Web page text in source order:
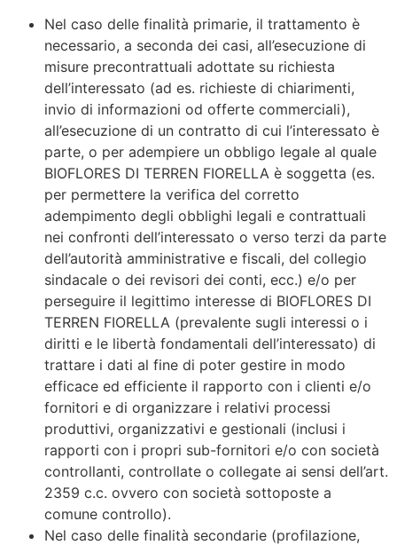
Nel caso delle finalità primarie, il trattamento è
necessario, a seconda dei casi, all’esecuzione di
misure precontrattuali adottate su richiesta
dell’interessato (ad es. richieste di chiarimenti,
invio di informazioni od offerte commerciali),
all’esecuzione di un contratto di cui l’interessato è
parte, o per adempiere un obbligo legale al quale
BIOFLORES DI TERREN FIORELLA è soggetta (es.
per permettere la verifica del corretto
adempimento degli obblighi legali e contrattuali
nei confronti dell’interessato o verso terzi da parte
dell’autorità amministrative e fiscali, del collegio
sindacale o dei revisori dei conti, ecc.) e/o per
perseguire il legittimo interesse di BIOFLORES DI
TERREN FIORELLA (prevalente sugli interessi o i
diritti e le libertà fondamentali dell’interessato) di
trattare i dati al fine di poter gestire in modo
efficace ed efficiente il rapporto con i clienti e/o
fornitori e di organizzare i relativi processi
produttivi, organizzativi e gestionali (inclusi i
rapporti con i propri sub-fornitori e/o con società
controllanti, controllate o collegate ai sensi dell’art.
2359 c.c. ovvero con società sottoposte a
comune controllo).
Nel caso delle finalità secondarie (profilazione,